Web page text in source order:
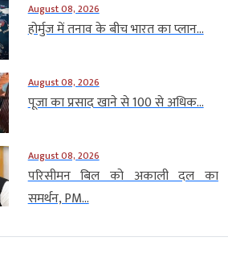
August 08, 2026
होर्मुज में तनाव के बीच भारत का प्लान...
August 08, 2026
पूजा का प्रसाद खाने से 100 से अधिक...
August 08, 2026
परिसीमन बिल को अकाली दल का
समर्थन, PM...